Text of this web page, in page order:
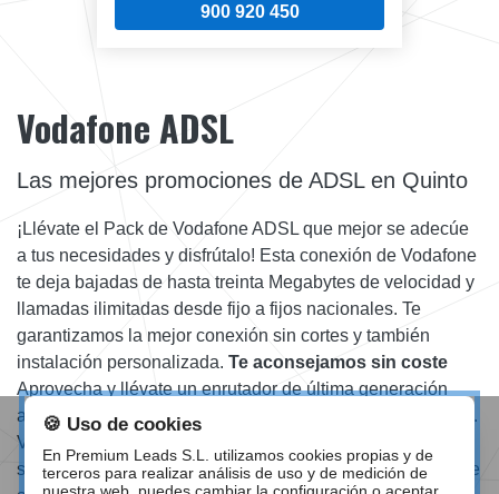
900 920 450
Vodafone ADSL
Las mejores promociones de ADSL en Quinto
¡Llévate el Pack de Vodafone ADSL que mejor se adecúe
a tus necesidades y disfrútalo! Esta conexión de Vodafone
te deja bajadas de hasta treinta Megabytes de velocidad y
llamadas ilimitadas desde fijo a fijos nacionales. Te
garantizamos la mejor conexión sin cortes y también
instalación personalizada. Te aconsejamos sin coste
Aprovecha y llévate un enrutador de última generación
absolutamente sin coste con tu banda ancha de Vodafone.
Vas a estar contento tener WiFi en toda la casa. Si no
sabes que elegir, esta comparativa de ofertas de Internet te
🍪 Uso de cookies
En Premium Leads S.L. utilizamos cookies propias y de
terceros para realizar análisis de uso y de medición de